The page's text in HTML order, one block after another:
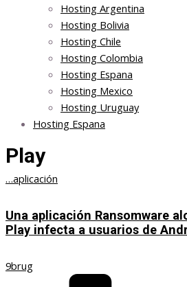
Hosting Argentina
Hosting Bolivia
Hosting Chile
Hosting Colombia
Hosting Espana
Hosting Mexico
Hosting Uruguay
Hosting Espana
Play
…aplicación
Una aplicación Ransomware
Play infecta a usuarios de
9brug